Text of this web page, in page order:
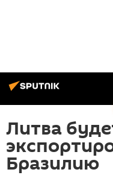
Литва
Бразилию